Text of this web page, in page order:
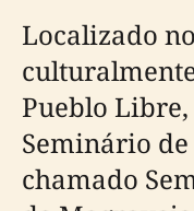
Localizado
Pueblo
Seminário
chamado